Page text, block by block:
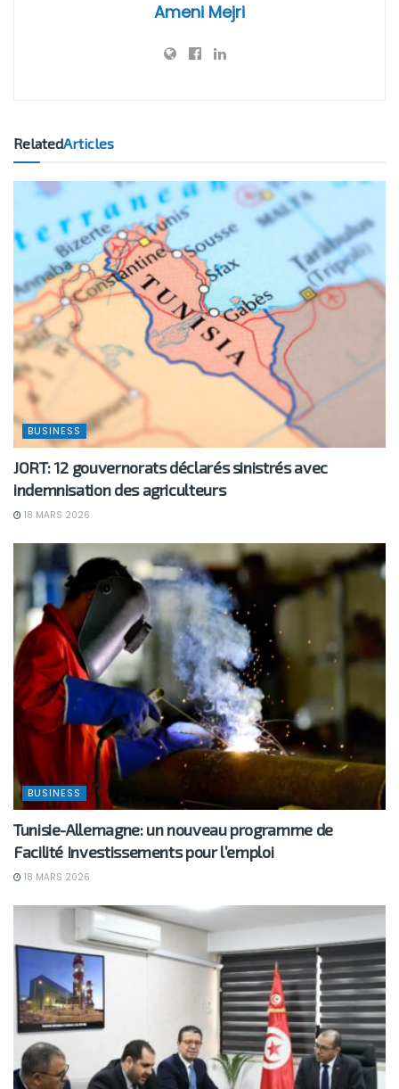
Ameni Mejri
RelatedArticles
BUSINESS
JORT: 12 gouvernorats déclarés sinistrés avec
indemnisation des agriculteurs
18 MARS 2026
BUSINESS
Tunisie-Allemagne: un nouveau programme de
Facilité Investissements pour l’emploi
18 MARS 2026